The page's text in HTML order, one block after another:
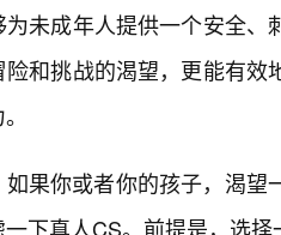
为未成年人提供一个安全
和挑战的渴望，更能有
如果你或者你的孩子，渴
下真人CS。前提是，选